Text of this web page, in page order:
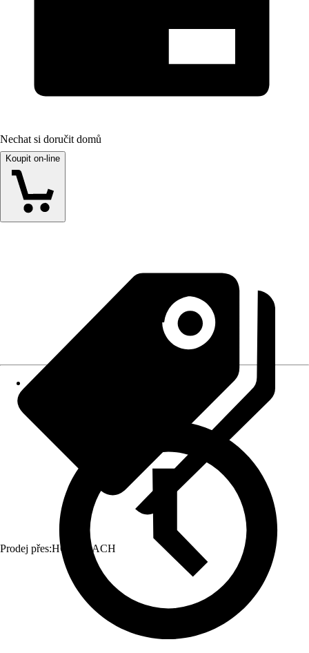
Nechat si doručit domů
Koupit on-line
Prodej přes:HORNBACH